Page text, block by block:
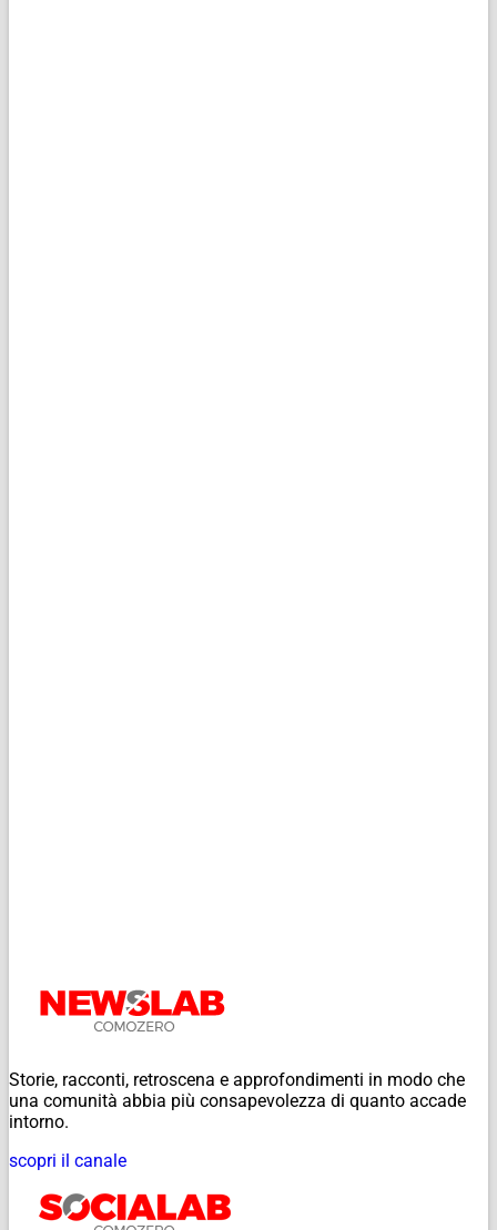
Storie, racconti, retroscena e approfondimenti in modo che
una comunità abbia più consapevolezza di quanto accade
intorno.
scopri il canale